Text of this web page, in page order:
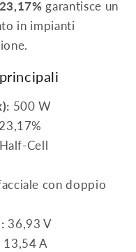
23,17% garantisce un
in impianti
500 W
Cell
con doppio
36,93 V
13,54 A